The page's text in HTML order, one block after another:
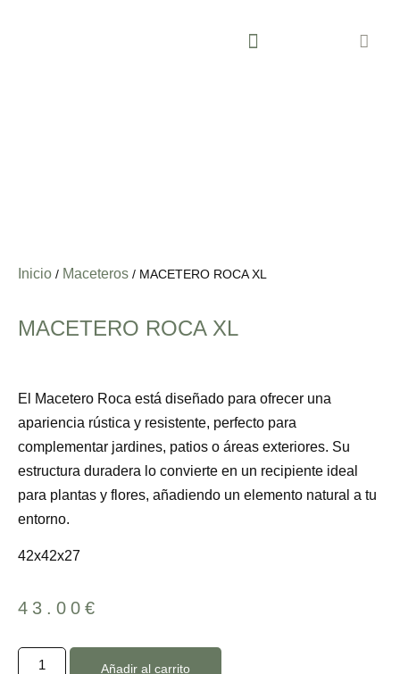
Inicio / Maceteros / MACETERO ROCA XL
MACETERO ROCA XL
El Macetero Roca está diseñado para ofrecer una
apariencia rústica y resistente, perfecto para
complementar jardines, patios o áreas exteriores. Su
estructura duradera lo convierte en un recipiente ideal
para plantas y flores, añadiendo un elemento natural a tu
entorno.
42x42x27
43.00 €
Añadir al carrito